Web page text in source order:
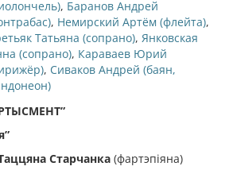
, Баранов Андрей
, Немирский Артём (флейта),
Татьяна (сопрано), Янковская
(сопрано), Караваев Юрий
, Сиваков Андрей (баян,
”
”
Старчанка (фартэпіяна)